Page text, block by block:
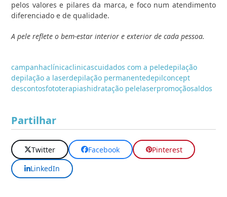
pelos valores e pilares da marca, e foco num atendimento
diferenciado e de qualidade.
A pele reflete o bem-estar interior e exterior de cada pessoa.
campanhaclínicaclinicascuidados com a peledepilação
depilação a laserdepilação permanentedepilconcept
descontosfototerapiashidratação pelelaserpromoçãosaldos
Partilhar
Twitter Facebook
Pinterest
LinkedIn